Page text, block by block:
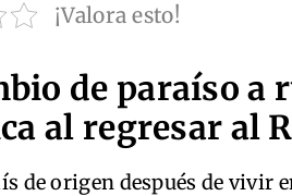
¡Valora esto!
de paraíso
al regresar al
de origen después de vivir